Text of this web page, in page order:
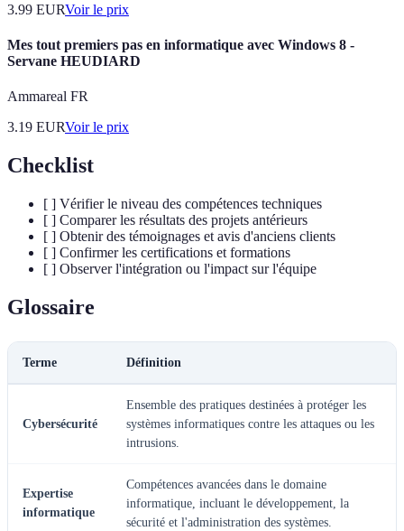
3.99 EURVoir le prix
Mes tout premiers pas en informatique avec Windows 8 -
Servane HEUDIARD
Ammareal FR
3.19 EURVoir le prix
Checklist
[ ] Vérifier le niveau des compétences techniques
[ ] Comparer les résultats des projets antérieurs
[ ] Obtenir des témoignages et avis d'anciens clients
[ ] Confirmer les certifications et formations
[ ] Observer l'intégration ou l'impact sur l'équipe
Glossaire
Terme Définition
Cybersécurité
Ensemble des pratiques destinées à protéger les
systèmes informatiques contre les attaques ou les
intrusions.
Expertise
informatique
Compétences avancées dans le domaine
informatique, incluant le développement, la
sécurité et l'administration des systèmes.